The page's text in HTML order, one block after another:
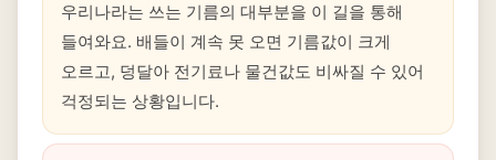
우리나라는 쓰는 기름의 대부분을 이 길을 통해
들여와요. 배들이 계속 못 오면 기름값이 크게
오르고, 덩달아 전기료나 물건값도 비싸질 수 있어
걱정되는 상황입니다.